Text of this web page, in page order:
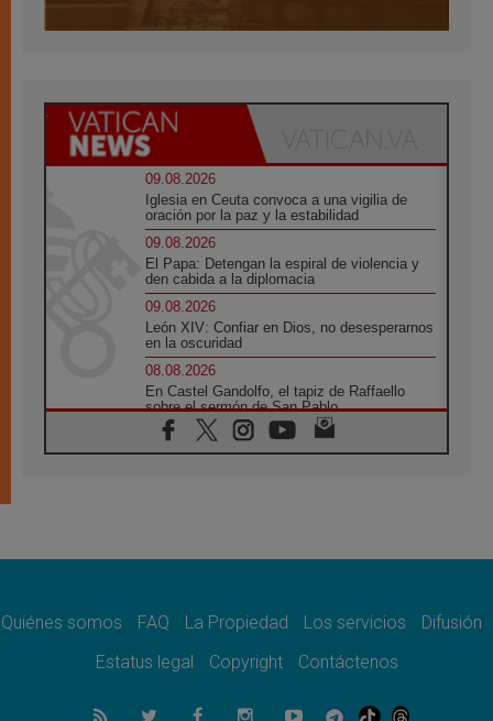
09.08.2026
Iglesia en Ceuta convoca a una vigilia de
oración por la paz y la estabilidad
09.08.2026
El Papa: Detengan la espiral de violencia y
den cabida a la diplomacia
09.08.2026
León XIV: Confiar en Dios, no desesperarnos
en la oscuridad
08.08.2026
En Castel Gandolfo, el tapiz de Raffaello
sobre el sermón de San Pablo
08.08.2026
En Colombia, «la paz no se compra con una
08.08.2026
08.08.2026
del Buen Consejo de Genazzano
Filipinas: el Vicariato Apostólico de Calapán
Quiénes somos FAQ La Propiedad Los servicios
Difusión
Estatus legal
Copyright Contáctenos